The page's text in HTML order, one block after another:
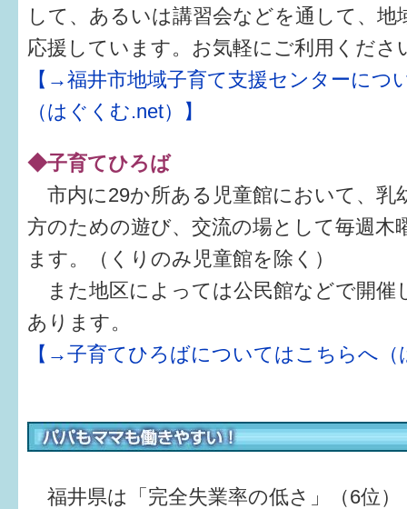
して、あるいは講習会などを通して、地
応援しています。お気軽にご利用くださ
【→福井市地域子育て支援センターにつ
（はぐくむ.net）】
◆子育てひろば
市内に29か所ある児童館において、乳
方のための遊び、交流の場として毎週木
ます。（くりのみ児童館を除く）
また地区によっては公民館などで開催
あります。
【→子育てひろばについてはこちらへ（
福井県は「完全失業率の低さ」（6位）